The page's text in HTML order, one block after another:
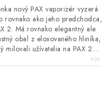
nový PAX vaporizér vyzerá
rovnako ako jeho predchodca,
2. Má rovnako elegantný ale
obal z eloxovaného hliníka,
milovali užívatelia na PAX 2....
Kód: